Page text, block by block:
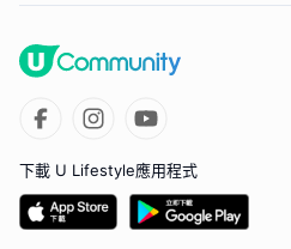
下載 U Lifestyle應用程式